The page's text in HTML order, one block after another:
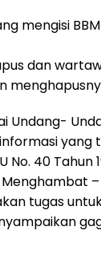
mengisi
dan
Undang-
yang
No. 40 Tahun
Menghambat
tugas